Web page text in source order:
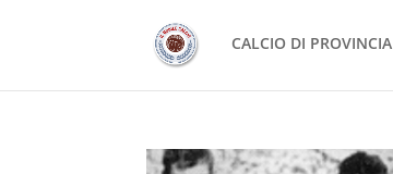
CALCIO DI PROVINCIA